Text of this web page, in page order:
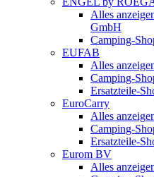
Alles
GmbH
Camping-
EUFAB
Alles
Camping-
Ersatzteile-
EuroCarry
Alles
Camping-
Ersatzteile-
Eurom BV
Alles